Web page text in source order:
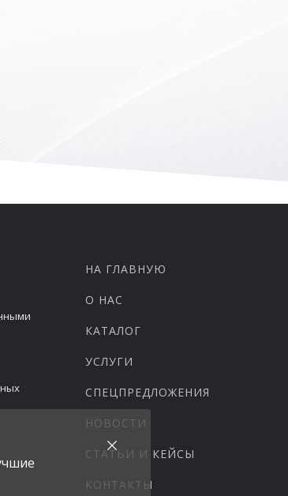
НА ГЛАВНУЮ
О НАС
КАТАЛОГ
УСЛУГИ
СПЕЦПРЕДЛОЖЕНИЯ
НОВОСТИ
СТАТЬИ И КЕЙСЫ
КОНТАКТЫ